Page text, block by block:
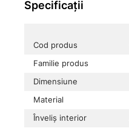
Specificații
Cod produs
Familie produs
Dimensiune
Material
Înveliș interior